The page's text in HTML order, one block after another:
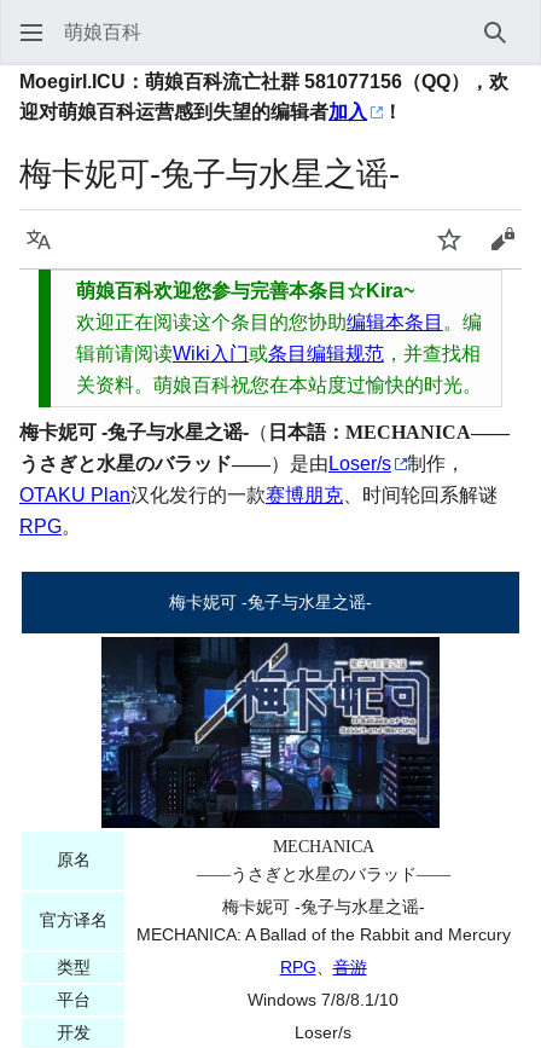
萌娘百科
搜索
Moegirl.ICU：萌娘百科流亡社群 581077156（QQ），欢
迎对萌娘百科运营感到失望的编辑者加入 ！
梅卡妮可-兔子与水星之谣-
语言 监视
查
萌娘百科欢迎您参与完善本条目☆Kira~
欢迎正在阅读这个条目的您协助编辑本条目 。编
辑前请阅读Wiki入门或条目编辑规范，并查找相
关资料。萌娘百科祝您在本站度过愉快的时光。
梅卡妮可 -兔子与水星之谣- （ 日本語：MECHANICA――
うさぎと水星のバラッド――）是由 Loser/s
制作，
OTAKU Plan汉化发行的一款赛博朋克 、时间轮回系解谜
RPG。
梅卡妮可 -兔子与水星之谣-
原名
MECHANICA
――うさぎと水星のバラッド――
官方译名
梅卡妮可 -兔子与水星之谣-
MECHANICA: A Ballad of the Rabbit and Mercury
类型
RPG、音游
平台
Windows 7/8/8.1/10
开发
Loser/s